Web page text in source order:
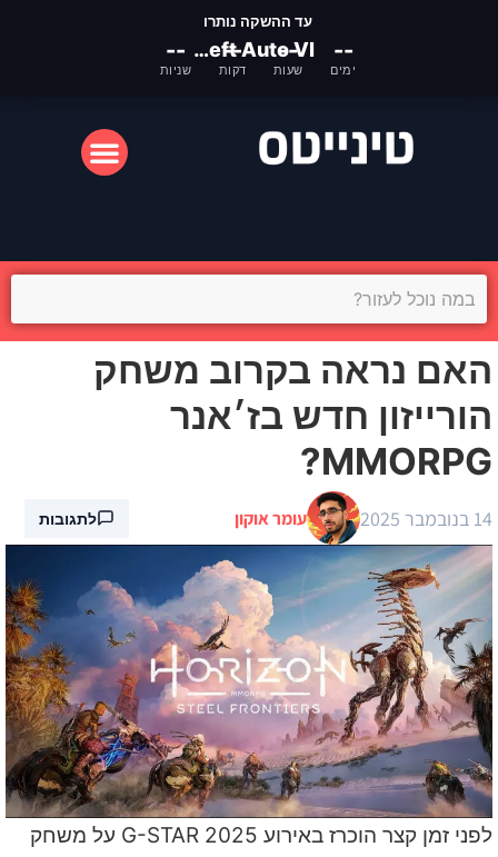
עד ההשקה נותרו
Grand Theft Auto VI --
ימים
--
שעות
--
דקות
--
שניות
האם נראה בקרוב משחק
הורייזון חדש בז׳אנר
MMORPG?
14 בנובמבר 2025 עומר אוקון לתגובות
לפני זמן קצר הוכרז באירוע G-STAR 2025 על משחק